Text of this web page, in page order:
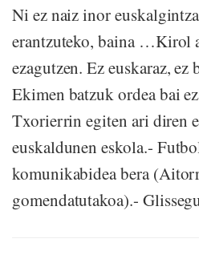
Ni ez naiz inor
erantzuteko, baina …Kirol
ezagutzen. Ez euskaraz, ez
Ekimen batzuk ordea bai
Txorierrin egiten ari diren
euskaldunen eskola.-
komunikabidea bera
gomendatutakoa).-